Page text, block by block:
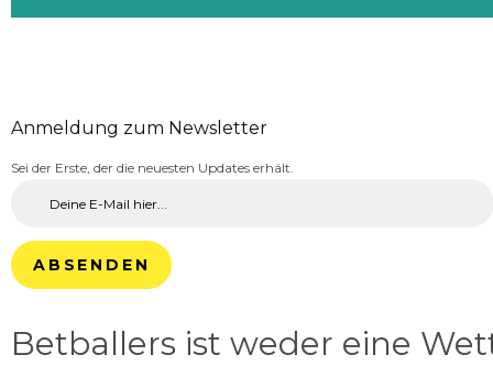
Anmeldung zum Newsletter
Sei der Erste, der die neuesten Updates erhält.
ABSENDEN
Betballers ist weder eine